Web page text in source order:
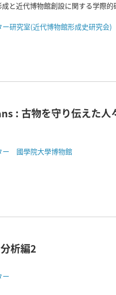
と近代博物館創設に関する学際的
研究室(近代博物館形成史研究会)
: 古物を守り伝えた人
ー 國學院大學博物館
析編2
ー